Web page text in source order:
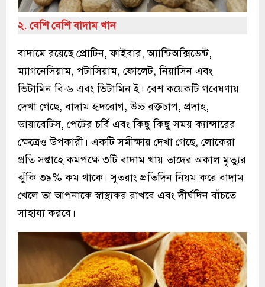
২. বেশি বেশি বাদাম খান
বাদামে রয়েছে প্রোটিন, ফাইবার, অ্যান্টিঅক্সিডেন্ট,
ম্যাগনেসিয়াম, পটাসিয়াম, ফোলেট, নিয়াসিন এবং
ভিটামিন বি-৬ এবং ভিটামিন ই। বেশ কয়েকটি গবেষণায়
দেখা গেছে, বাদাম হৃদরোগ, উচ্চ রক্তচাপ, প্রদাহ,
ডায়াবেটিস, পেটের চর্বি এবং কিছু কিছু সময় ক্যান্সারের
ক্ষেত্রেও উপকারী। একটি সমীক্ষায় দেখা গেছে, লোকেরা
প্রতি সপ্তাহে কমপক্ষে ৩টি বাদাম খায় তাদের অকাল মৃত্যুর
ঝুঁকি ৩৯% কম থাকে। সুতরাং প্রতিদিন নিয়ম করে বাদাম
খেলে তা আপনাকে স্বাস্থ্যকর রাখবে এবং দীর্ঘদিন বাঁচতে
সাহায্য করবে।